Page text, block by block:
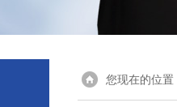
您现在的位置